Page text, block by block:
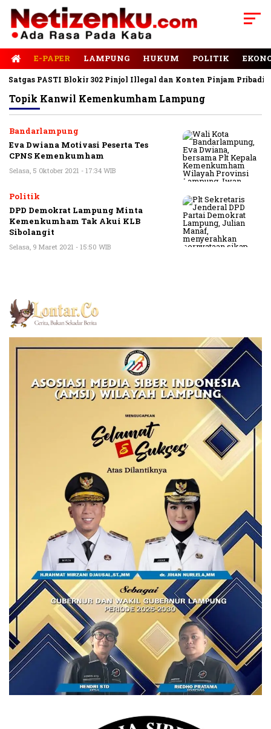
E-PAPER LAMPUNG HUKUM POLITIK
PASTI Blokir 302 Pinjol Illegal dan Konten Pinjam Pribadi
Topik Kanwil Kemenkumham Lampung
Bandarlampung
Eva Dwiana Motivasi Peserta Tes
CPNS Kemenkumham
Selasa, 5 Oktober 2021 - 17:34 WIB
Politik
DPD Demokrat Lampung Minta
Kemenkumham Tak Akui KLB
Sibolangit
Selasa, 9 Maret 2021 - 15:50 WIB